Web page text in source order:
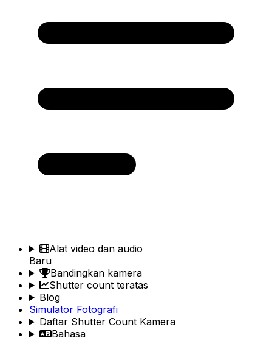
Alat video dan audio
Baru
Bandingkan kamera
Shutter count teratas
Blog
Simulator Fotografi
Daftar Shutter Count Kamera
Bahasa